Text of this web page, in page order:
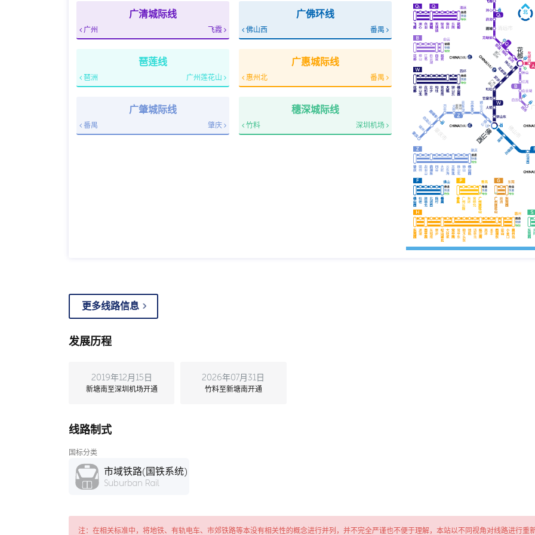
广清城际线
飞霞
广州
广佛环线
番禺
佛山西
琶莲线
广州莲花山
琶洲
广惠城际线
番禺
惠州北
广肇城际线
肇庆
番禺
穗深城际线
深圳机场
竹料
更多线路信息
发展历程
2019年12月15日
新塘南至深圳机场开通
2026年07月31日
竹料至新塘南开通
线路制式
国标分类
市域铁路(国铁系统)
Suburban Rail
注：在相关标准中，将地铁、有轨电车、市郊铁路等本没有相关性的概念进行并列，并不完全严谨也不便于理解，本站以不同视角对线路进行重